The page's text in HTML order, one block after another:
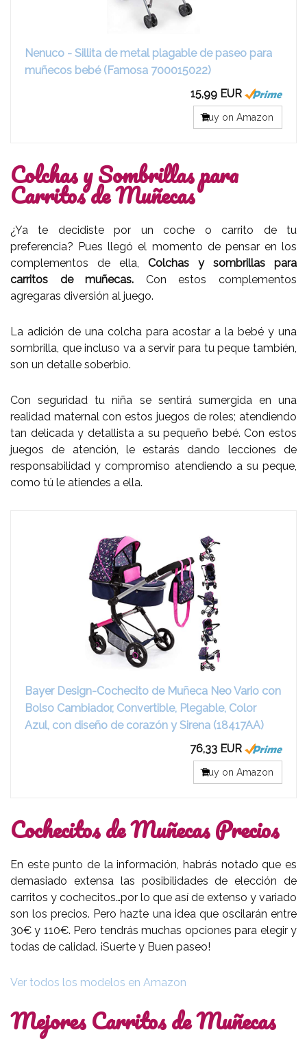
Nenuco - Sillita de metal plagable de paseo para
muñecos bebé (Famosa 700015022)
15,99 EUR
Buy on Amazon
Colchas y Sombrillas para
Carritos de Muñecas
¿Ya te decidiste por un coche o carrito de tu
preferencia? Pues llegó el momento de pensar en los
complementos de ella, Colchas y sombrillas para
carritos de muñecas. Con estos complementos
agregaras diversión al juego.
La adición de una colcha para acostar a la bebé y una
sombrilla, que incluso va a servir para tu peque también,
son un detalle soberbio.
Con seguridad tu niña se sentirá sumergida en una
realidad maternal con estos juegos de roles; atendiendo
tan delicada y detallista a su pequeño bebé. Con estos
juegos de atención, le estarás dando lecciones de
responsabilidad y compromiso atendiendo a su peque,
como tú le atiendes a ella.
Bayer Design-Cochecito de Muñeca Neo Vario con
Bolso Cambiador, Convertible, Plegable, Color
Azul, con diseño de corazón y Sirena (18417AA)
76,33 EUR
Buy on Amazon
Cochecitos de Muñecas Precios
En este punto de la información, habrás notado que es
demasiado extensa las posibilidades de elección de
carritos y cochecitos…por lo que así de extenso y variado
son los precios. Pero hazte una idea que oscilarán entre
30€ y 110€. Pero tendrás muchas opciones para elegir y
todas de calidad. ¡Suerte y Buen paseo!
Ver todos los modelos en Amazon
Mejores Carritos de Muñecas